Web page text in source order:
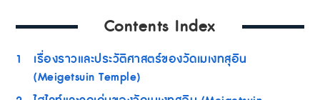
Contents Index
1
เรื่องราวและประวัติศาสตร์ของวัดเมเงทสุอิน
(Meigetsuin Temple)